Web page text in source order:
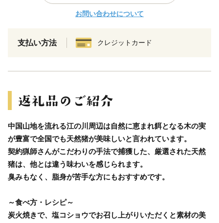
お問い合わせについて
支払い方法 クレジットカード
中国山地を流れる江の川周辺は自然に恵まれ餌となる木の実
が豊富で全国でも天然猪が美味しいと言われています。
契約猟師さんがこだわりの手法で捕獲した、厳選された天然
猪は、他とは違う味わいを感じられます。
臭みもなく、脂身が苦手な方にもおすすめです。
～食べ方・レシピ～
炭火焼きで、塩コショウでお召し上がりいただくと素材の美